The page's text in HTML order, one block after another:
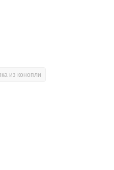
из конопли